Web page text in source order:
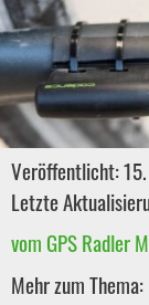
Veröffentlicht:
Letzte
vom GPS Radler
Mehr zum Thema: